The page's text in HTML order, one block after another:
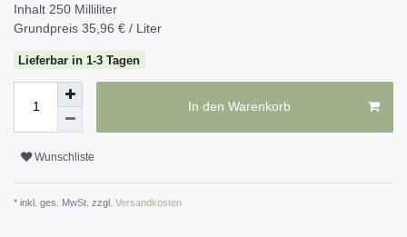
Inhalt 250 Milliliter
Grundpreis 35,96 € / Liter
Lieferbar in 1-3 Tagen
In den Warenkorb
Wunschliste
* inkl. ges. MwSt. zzgl. Versandkosten